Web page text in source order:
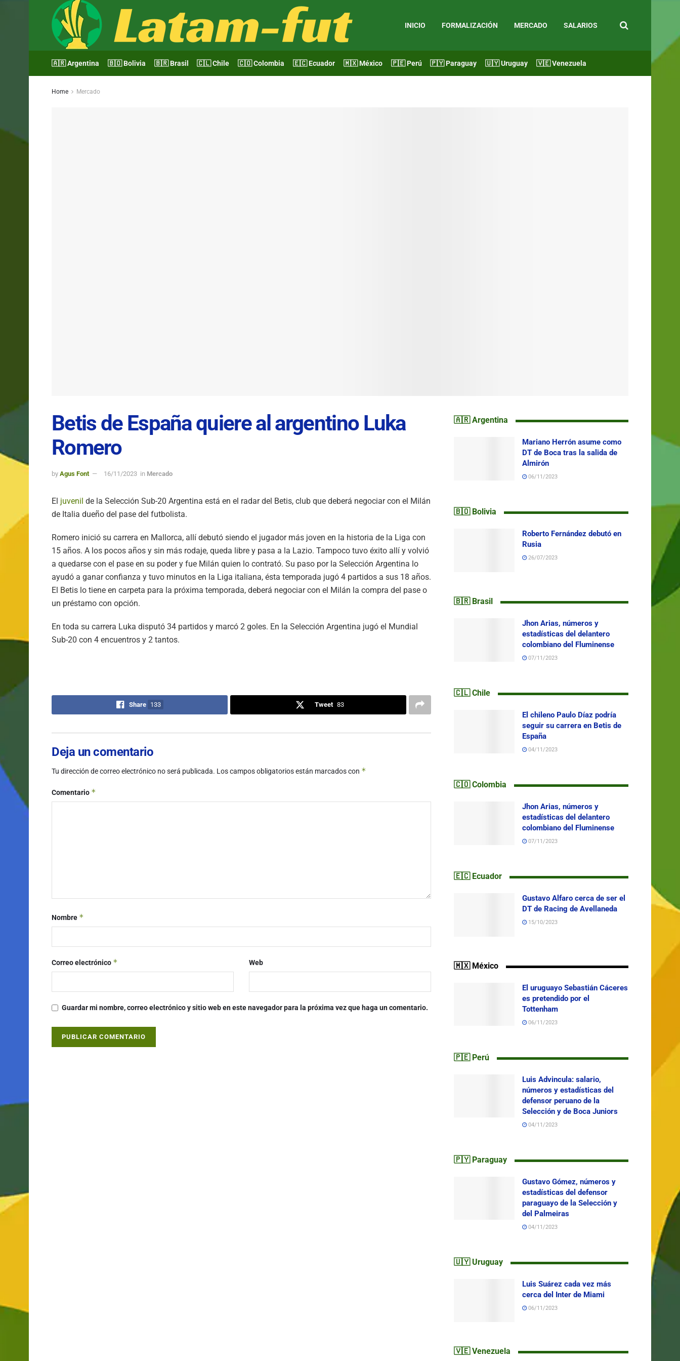
INICIO FORMALIZACIÓN MERCADO SALARIOS
🇦🇷 Argentina 🇧🇴 Bolivia 🇧🇷 Brasil 🇨🇱 Chile 🇨🇴 Colombia 🇪🇨 Ecuador 🇲🇽 México 🇵🇪 Perú 🇵🇾 Paraguay 🇺🇾 Uruguay 🇻🇪 Venezuela
Home Mercado
Betis de España quiere al argentino Luka
Romero
by Agus Font 16/11/2023 in Mercado
El juvenil de la Selección Sub-20 Argentina está en el radar del Betis, club que deberá negociar con el Milán
de Italia dueño del pase del futbolista.
Romero inició su carrera en Mallorca, allí debutó siendo el jugador más joven en la historia de la Liga con
15 años. A los pocos años y sin más rodaje, queda libre y pasa a la Lazio. Tampoco tuvo éxito allí y volvió
a quedarse con el pase en su poder y fue Milán quien lo contrató. Su paso por la Selección Argentina lo
ayudó a ganar confianza y tuvo minutos en la Liga italiana, ésta temporada jugó 4 partidos a sus 18 años.
El Betis lo tiene en carpeta para la próxima temporada, deberá negociar con el Milán la compra del pase o
un préstamo con opción.
En toda su carrera Luka disputó 34 partidos y marcó 2 goles. En la Selección Argentina jugó el Mundial
Sub-20 con 4 encuentros y 2 tantos.
Share 133 Tweet 83
Deja un comentario
Tu dirección de correo electrónico no será publicada. Los campos obligatorios están marcados con *
Comentario *
Nombre *
Correo electrónico * Web
Guardar mi nombre, correo electrónico y sitio web en este navegador para la próxima vez que haga un comentario.
🇦🇷 Argentina
Mariano Herrón asume como
DT de Boca tras la salida de
Almirón
06/11/2023
🇧🇴 Bolivia
Roberto Fernández debutó en
Rusia
26/07/2023
🇧🇷 Brasil
Jhon Arias, números y
estadísticas del delantero
colombiano del Fluminense
07/11/2023
🇨🇱 Chile
El chileno Paulo Díaz podría
seguir su carrera en Betis de
España
04/11/2023
🇨🇴 Colombia
Jhon Arias, números y
estadísticas del delantero
colombiano del Fluminense
07/11/2023
🇪🇨 Ecuador
Gustavo Alfaro cerca de ser el
DT de Racing de Avellaneda
15/10/2023
🇲🇽 México
El uruguayo Sebastián Cáceres
es pretendido por el
Tottenham
06/11/2023
🇵🇪 Perú
Luis Advincula: salario,
números y estadísticas del
defensor peruano de la
Selección y de Boca Juniors
04/11/2023
🇵🇾 Paraguay
Gustavo Gómez, números y
estadísticas del defensor
paraguayo de la Selección y
del Palmeiras
04/11/2023
🇺🇾 Uruguay
Luis Suárez cada vez más
cerca del Inter de Miami
06/11/2023
🇻🇪 Venezuela